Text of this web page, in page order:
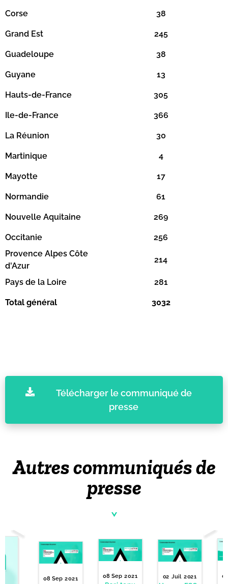
Corse 38
Grand Est 245
Guadeloupe 38
Guyane 13
Hauts-de-France 305
Ile-de-France 366
La Réunion 30
Martinique 4
Mayotte 17
Normandie 61
Nouvelle Aquitaine 269
Occitanie
256
Provence Alpes Côte
d'Azur
214
Pays de la Loire 281
Total général 3032
Télécharger le communiqué de
presse
Autres communiqués de
presse
08 Sep 2021 08 Sep 2021 02 Juil 2021